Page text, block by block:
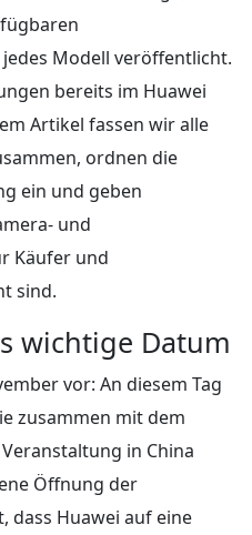
Modell veröffentlicht.
bereits im Huawei
Artikel fassen wir alle
ordnen die
ein und geben
und
Käufer und
sind.
wichtige Datum
vor: An diesem Tag
zusammen mit dem
in China
Öffnung der
dass Huawei auf eine